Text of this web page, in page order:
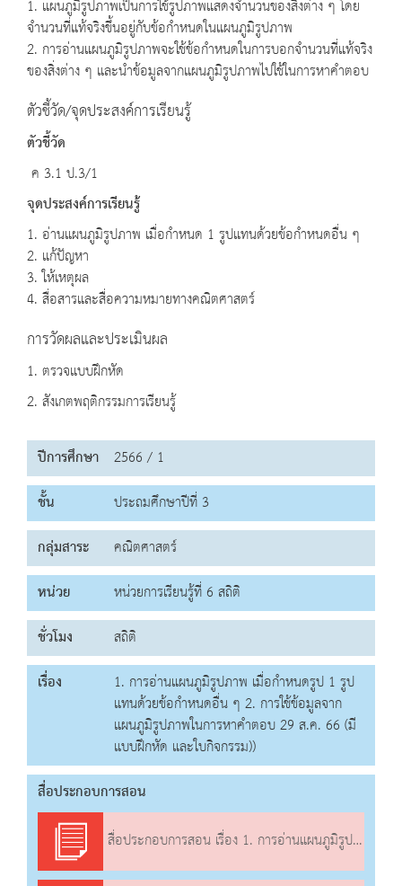
1. แผนภูมิรูปภาพเป็นการใช้รูปภาพแสดงจำนวนของสิ่งต่าง ๆ โดย
จำนวนที่แท้จริงขึ้นอยู่กับข้อกำหนดในแผนภูมิรูปภาพ
2. การอ่านแผนภูมิรูปภาพจะใช้ข้อกำหนดในการบอกจำนวนที่แท้จริง
ของสิ่งต่าง ๆ และนำข้อมูลจากแผนภูมิรูปภาพไปใช้ในการหาคำตอบ
ตัวชี้วัด/จุดประสงค์การเรียนรู้
ตัวชี้วัด
ค 3.1 ป.3/1
จุดประสงค์การเรียนรู้
1. อ่านแผนภูมิรูปภาพ เมื่อกำหนด 1 รูปแทนด้วยข้อกำหนดอื่น ๆ
2. แก้ปัญหา
3. ให้เหตุผล
4. สื่อสารและสื่อความหมายทางคณิตศาสตร์
การวัดผลและประเมินผล
1. ตรวจแบบฝึกหัด
2. สังเกตพฤติกรรมการเรียนรู้
ปีการศึกษา 2566 / 1
ชั้น
ประถมศึกษาปีที่ 3
กลุ่มสาระ
คณิตศาสตร์
หน่วย
หน่วยการเรียนรู้ที่ 6 สถิติ
ชั่วโมง
สถิติ
เรื่อง
1. การอ่านแผนภูมิรูปภาพ เมื่อกำหนดรูป 1 รูป
แทนด้วยข้อกำหนดอื่น ๆ 2. การใช้ข้อมูลจาก
แผนภูมิรูปภาพในการหาคำตอบ 29 ส.ค. 66 (มี
แบบฝึกหัด และใบกิจกรรม))
สื่อประกอบการสอน
สื่อประกอบการสอน เรื่อง 1. การอ่านแผนภูมิรูปภาพ เมื่อกำหนดรูป 1 รูปแทนด้วยข้อกำหนดอื่น ๆ 2. การใช้ข้อมูลจากแผนภูมิรูปภาพในการหาคำตอบ